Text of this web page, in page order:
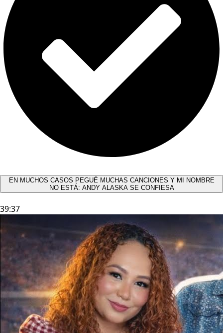
EN MUCHOS CASOS PEGUÉ MUCHAS CANCIONES Y MI NOMBRE
NO ESTÁ: ANDY ALASKA SE CONFIESA​
39:37